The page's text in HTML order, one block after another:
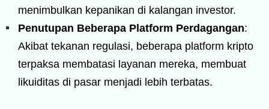
menimbulkan kepanikan di kalangan investor.
Penutupan Beberapa Platform Perdagangan:
Akibat tekanan regulasi, beberapa platform kripto
terpaksa membatasi layanan mereka, membuat
likuiditas di pasar menjadi lebih terbatas.